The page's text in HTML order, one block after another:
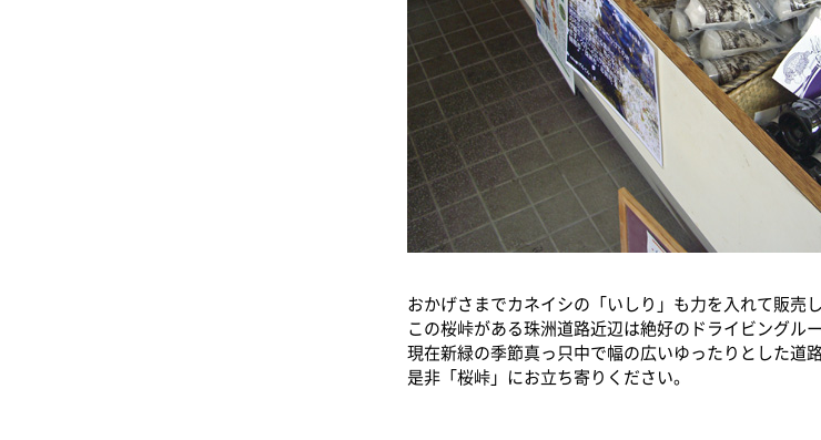
おかげさまでカネイシの「いしり」も力を入れて販売
この桜峠がある珠洲道路近辺は絶好のドライビングル
現在新緑の季節真っ只中で幅の広いゆったりとした道
是非「桜峠」にお立ち寄りください。